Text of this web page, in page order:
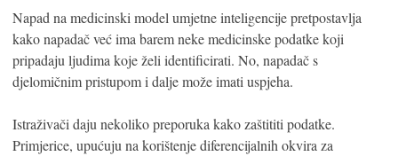
Napad na medicinski model umjetne inteligencije pretpostavlja
kako napadač već ima barem neke medicinske podatke koji
pripadaju ljudima koje želi identificirati. No, napadač s
djelomičnim pristupom i dalje može imati uspjeha.
Istraživači daju nekoliko preporuka kako zaštititi podatke.
Primjerice, upućuju na korištenje diferencijalnih okvira za